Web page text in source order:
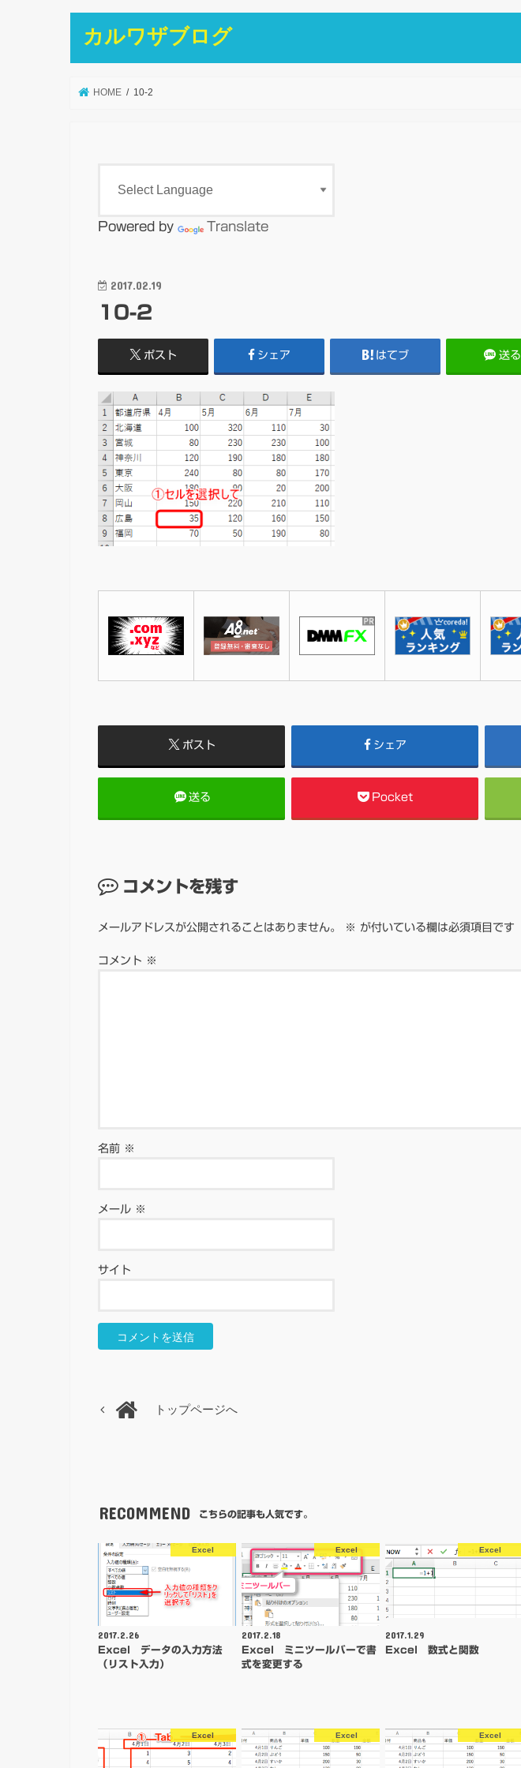
カルワザブログ
HOME 10-2
Powered by Translate
2017.02.19
10-2
ポスト シェア はてブ 送る
ポスト シェア
送る Pocket
コメントを残す
メールアドレスが公開されることはありません。 ※ が付いている欄は必須項目です
コメント ※
名前 ※
メール ※
サイト
トップページへ
RECOMMEND こちらの記事も人気です。
Excel
2017.2.26
Excel データの入力方法
（リスト入力）
Excel
2017.2.18
Excel ミニツールバーで書
式を変更する
Excel
2017.1.29
Excel 数式と関数
Excel Excel Excel